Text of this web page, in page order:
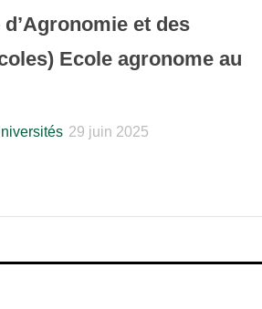
et des
Ecole agronome au
29 juin 2025